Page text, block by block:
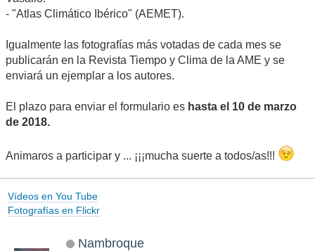
- "Atlas Climático Ibérico" (AEMET).
Igualmente las fotografías más votadas de cada mes se
publicarán en la Revista Tiempo y Clima de la AME y se
enviará un ejemplar a los autores.
El plazo para enviar el formulario es hasta el 10 de marzo
de 2018.
Animaros a participar y ... ¡¡¡mucha suerte a todos/as!!!
Vídeos en You Tube
Fotografías en Flickr
Nambroque